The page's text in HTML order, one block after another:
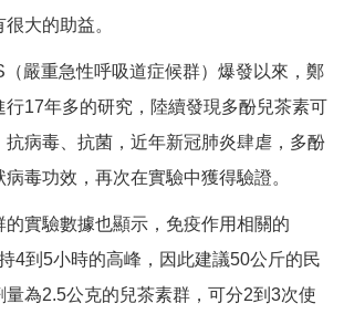
大的助益。
嚴重急性呼吸道症候群）爆發以來，鄭
行17年多的研究，陸續發現多酚兒茶素可
抗病毒、抗菌，近年新冠肺炎肆虐，多酚
毒功效，再次在實驗中獲得驗證。
的實驗數據也顯示，免疫作用相關的
4到5小時的高峰，因此建議50公斤的民
量為2.5公克的兒茶素群，可分2到3次使